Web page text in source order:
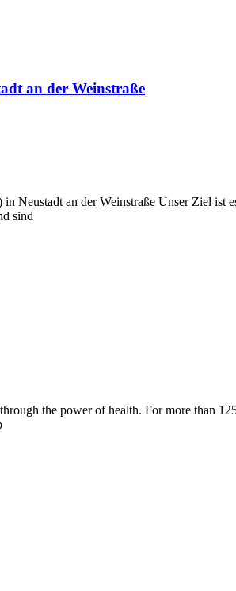
an der Weinstraße
an der Weinstraße Unser Ziel ist
sind
the power of health. For more than